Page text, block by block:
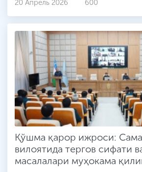
20 Апрель 2026 600
Қўшма қарор ижроси:
вилоятида тергов сифати
масалалари муҳокама